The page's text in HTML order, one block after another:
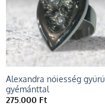
Alexandra nőiesség gyűrű
gyémánttal
275.000 Ft